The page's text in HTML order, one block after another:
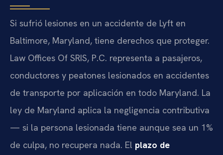
Si sufrió lesiones en un accidente de Lyft en
Baltimore, Maryland, tiene derechos que proteger.
Law Offices Of SRIS, P.C. representa a pasajeros,
conductores y peatones lesionados en accidentes
de transporte por aplicación en todo Maryland. La
ley de Maryland aplica la negligencia contributiva
— si la persona lesionada tiene aunque sea un 1%
de culpa, no recupera nada. El plazo de